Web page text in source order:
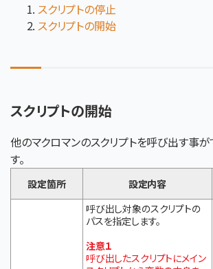
スクリプトの停止
スクリプトの開始
スクリプトの開始
他のマクロマンのスクリプトを呼び出す事が
す。
設定箇所 設定内容
呼び出し対象のスクリプトの
パスを指定します。
注意１
呼び出したスクリプトにメイン